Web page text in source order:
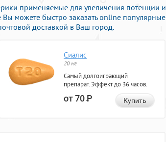
применяемые для увеличения потенции и
можете быстро заказать online популярные
доставкой в Ваш город.
Сиалис
20 мг
Самый долгоиграющий
препарат. Эффект до 36 часов.
от 70Р Купить